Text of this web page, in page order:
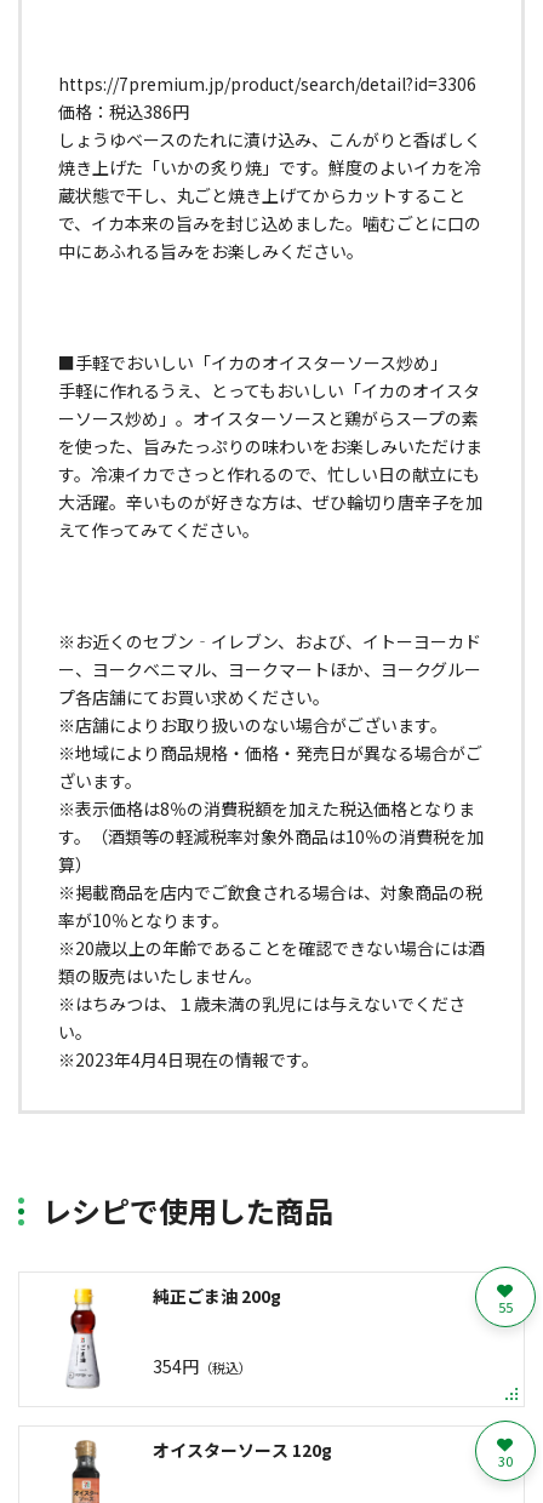
https://7premium.jp/product/search/detail?id=3306
価格：税込386円
しょうゆベースのたれに漬け込み、こんがりと香ばしく
焼き上げた「いかの炙り焼」です。鮮度のよいイカを冷
蔵状態で干し、丸ごと焼き上げてからカットすること
で、イカ本来の旨みを封じ込めました。噛むごとに口の
中にあふれる旨みをお楽しみください。
■手軽でおいしい「イカのオイスターソース炒め」
手軽に作れるうえ、とってもおいしい「イカのオイスタ
ーソース炒め」。オイスターソースと鶏がらスープの素
を使った、旨みたっぷりの味わいをお楽しみいただけま
す。冷凍イカでさっと作れるので、忙しい日の献立にも
大活躍。辛いものが好きな方は、ぜひ輪切り唐辛子を加
えて作ってみてください。
※お近くのセブン‐イレブン、および、イトーヨーカド
ー、ヨークベニマル、ヨークマートほか、ヨークグルー
プ各店舗にてお買い求めください。
※店舗によりお取り扱いのない場合がございます。
※地域により商品規格・価格・発売日が異なる場合がご
ざいます。
※表示価格は8％の消費税額を加えた税込価格となりま
す。（酒類等の軽減税率対象外商品は10％の消費税を加
算）
※掲載商品を店内でご飲食される場合は、対象商品の税
率が10％となります。
※20歳以上の年齢であることを確認できない場合には酒
類の販売はいたしません。
※はちみつは、１歳未満の乳児には与えないでくださ
い。
※2023年4月4日現在の情報です。
レシピで使用した商品
純正ごま油 200g
354円 （税込）
55
オイスターソース 120g 30